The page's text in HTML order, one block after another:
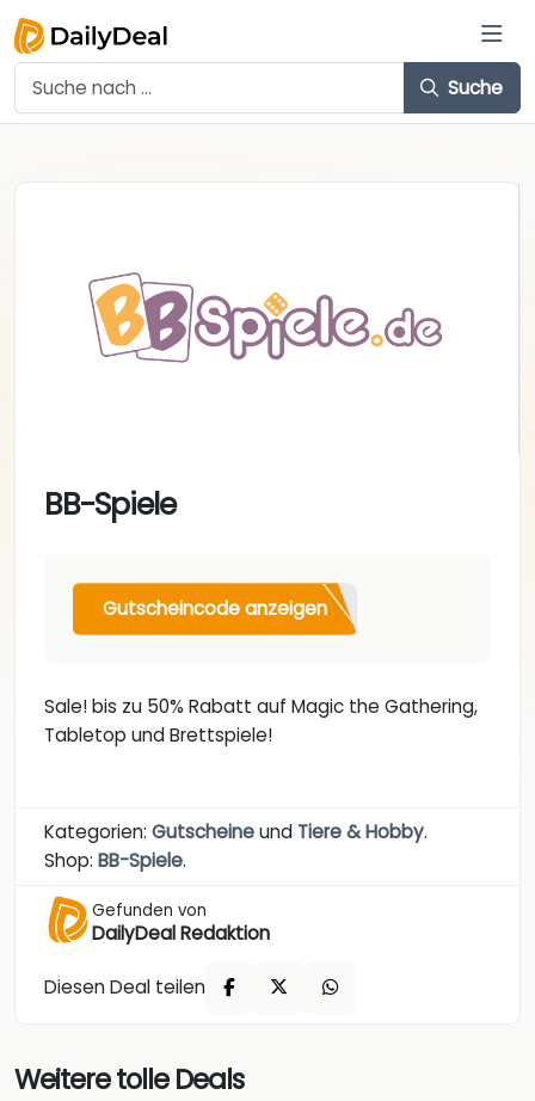
Suche
BB-Spiele
Gutscheincode anzeigen
Sale! bis zu 50% Rabatt auf Magic the Gathering,
Tabletop und Brettspiele!
Kategorien: Gutscheineund Tiere & Hobby.
Shop: BB-Spiele.
Gefunden von
DailyDeal Redaktion
Diesen Deal teilen
Weitere tolle Deals